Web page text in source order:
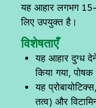
यह आहार लगभग
लिए उपयुक्त है।
विशेषताएँ
यह आहार दुग्ध
किया गया,
यह
तत्व) और